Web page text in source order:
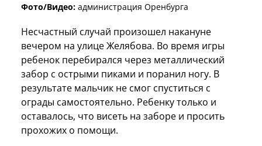
Фото/Видео: администрация Оренбурга
Несчастный случай произошел накануне
вечером на улице Желябова. Во время игры
ребенок перебирался через металлический
забор с острыми пиками и поранил ногу. В
результате мальчик не смог спуститься с
ограды самостоятельно. Ребенку только и
оставалось, что висеть на заборе и просить
прохожих о помощи.